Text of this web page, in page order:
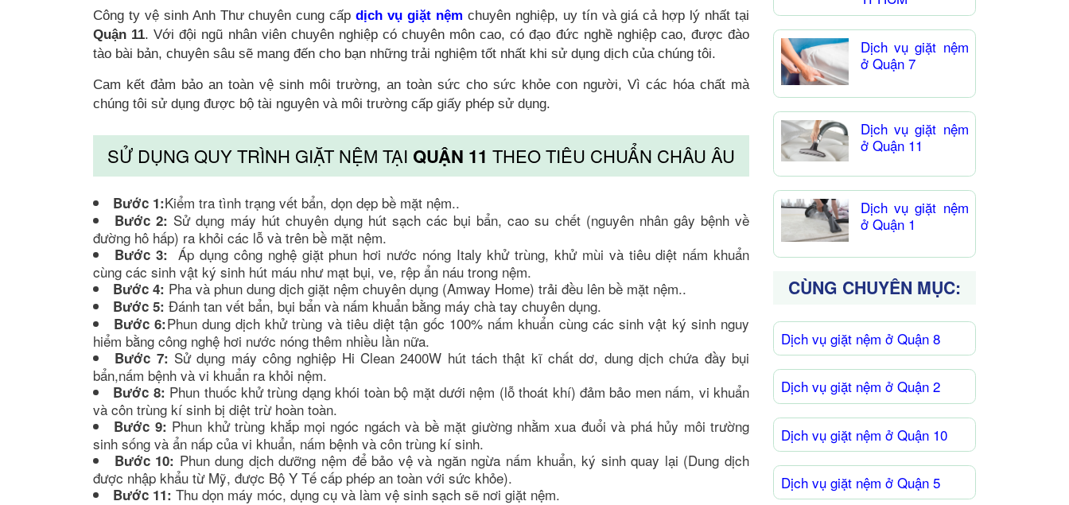
Công ty vệ sinh Anh Thư chuyên cung cấpdịch vụ giặt nệm chuyên nghiệp, uy tín và giá cả hợp lý nhất tại
Quận 11. Với đội ngũ nhân viên chuyên nghiệp có chuyên môn cao, có đạo đức nghề nghiệp cao, được đào
tào bài bản, chuyên sâu sẽ mang đến cho bạn những trải nghiệm tốt nhất khi sử dụng dịch của chúng tôi.
Cam kết đảm bảo an toàn vệ sinh môi trường, an toàn sức cho sức khỏe con người, Vì các hóa chất mà
chúng tôi sử dụng được bộ tài nguyên và môi trường cấp giấy phép sử dụng.
SỬ DỤNG QUY TRÌNH GIẶT NỆM TẠI QUẬN 11 THEO TIÊU CHUẨN CHÂU ÂU
Bước 1:Kiểm tra tình trạng vết bẩn, dọn dẹp bề mặt nệm..
Bước 2: Sử dụng máy hút chuyên dụng hút sạch các bụi bẩn, cao su chết (nguyên nhân gây bệnh về
đường hô hấp) ra khỏi các lỗ và trên bề mặt nệm.
Bước 3:
Áp dụng công nghệ giặt phun hơi nước nóng Italy khử trùng, khử mùi và tiêu diệt nấm khuẩn
cùng các sinh vật ký sinh hút máu như mạt bụi, ve, rệp ẩn náu trong nệm.
Bước 4: Pha và phun dung dịch giặt nệm chuyên dụng (Amway Home) trải đều lên bề mặt nệm..
Bước 5: Đánh tan vết bẩn, bụi bẩn và nấm khuẩn bằng máy chà tay chuyên dụng.
Bước 6:Phun dung dịch khử trùng và tiêu diệt tận gốc 100% nấm khuẩn cùng các sinh vật ký sinh nguy
hiểm bằng công nghệ hơi nước nóng thêm nhiều lần nữa.
Bước 7: Sử dụng máy công nghiệp Hi Clean 2400W hút tách thật kĩ chất dơ, dung dịch chứa đầy bụi
bẩn,nấm bệnh và vi khuẩn ra khỏi nệm.
Bước 8: Phun thuốc khử trùng dạng khói toàn bộ mặt dưới nệm (lỗ thoát khí) đảm bảo men nấm, vi khuẩn
và côn trùng kí sinh bị diệt trừ hoàn toàn.
Bước 9: Phun khử trùng khắp mọi ngóc ngách và bề mặt giường nhằm xua đuổi và phá hủy môi trường
sinh sống và ẩn nấp của vi khuẩn, nấm bệnh và côn trùng kí sinh.
Bước 10: Phun dung dịch dưỡng nệm để bảo vệ và ngăn ngừa nấm khuẩn, ký sinh quay lại (Dung dịch
được nhập khẩu từ Mỹ, được Bộ Y Tế cấp phép an toàn với sức khỏe).
Bước 11: Thu dọn máy móc, dụng cụ và làm vệ sinh sạch sẽ nơi giặt nệm.
Dịch vụ giặt nệm
ở Quận 7
Dịch vụ giặt nệm
ở Quận 11
Dịch vụ giặt nệm
ở Quận 1
CÙNG CHUYÊN MỤC:
Dịch vụ giặt nệm ở Quận 8
Dịch vụ giặt nệm ở Quận 2
Dịch vụ giặt nệm ở Quận 10
Dịch vụ giặt nệm ở Quận 5